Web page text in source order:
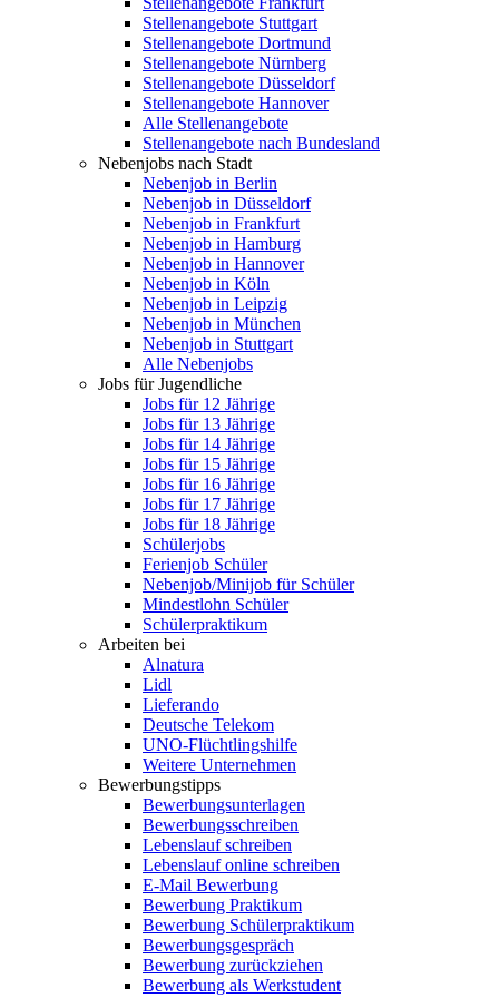
Stellenangebote Stuttgart
Stellenangebote Dortmund
Stellenangebote Nürnberg
Stellenangebote Düsseldorf
Stellenangebote Hannover
Alle Stellenangebote
Stellenangebote nach Bundesland
Nebenjobs nach Stadt
Nebenjob in Berlin
Nebenjob in Düsseldorf
Nebenjob in Frankfurt
Nebenjob in Hamburg
Nebenjob in Hannover
Nebenjob in Köln
Nebenjob in Leipzig
Nebenjob in München
Nebenjob in Stuttgart
Alle Nebenjobs
Jobs für Jugendliche
Jobs für 12 Jährige
Jobs für 13 Jährige
Jobs für 14 Jährige
Jobs für 15 Jährige
Jobs für 16 Jährige
Jobs für 17 Jährige
Jobs für 18 Jährige
Schülerjobs
Ferienjob Schüler
Nebenjob/Minijob für Schüler
Mindestlohn Schüler
Schülerpraktikum
Arbeiten bei
Alnatura
Lidl
Lieferando
Deutsche Telekom
UNO-Flüchtlingshilfe
Weitere Unternehmen
Bewerbungstipps
Bewerbungsunterlagen
Bewerbungsschreiben
Lebenslauf schreiben
Lebenslauf online schreiben
E-Mail Bewerbung
Bewerbung Praktikum
Bewerbung Schülerpraktikum
Bewerbungsgespräch
Bewerbung zurückziehen
Bewerbung als Werkstudent